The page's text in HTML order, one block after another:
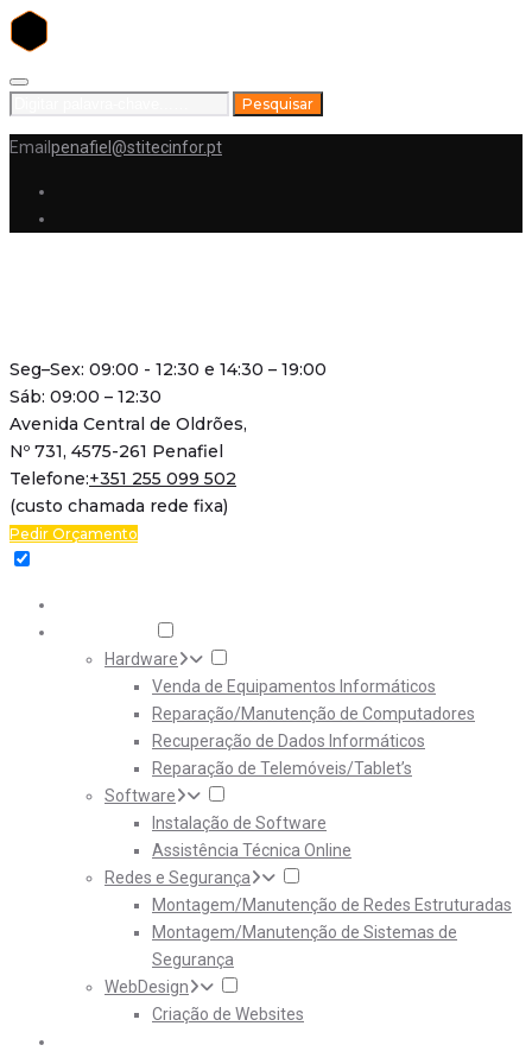
Skip
Pesquisar
Email penafiel@stitecinfor.pt
Seg–Sex: 09:00 - 12:30 e 14:30 – 19:00
Sáb: 09:00 – 12:30
Avenida Central de Oldrões,
Nº 731, 4575-261 Penafiel
Telefone:+351 255 099 502
(custo chamada rede fixa)
Pedir Orçamento
Hardware
Venda de Equipamentos Informáticos
Reparação/Manutenção de Computadores
Recuperação de Dados Informáticos
Reparação de Telemóveis/Tablet’s
Software
Instalação de Software
Assistência Técnica Online
Redes e Segurança
Montagem/Manutenção de Redes Estruturadas
Montagem/Manutenção de Sistemas de
Segurança
WebDesign
Criação de Websites